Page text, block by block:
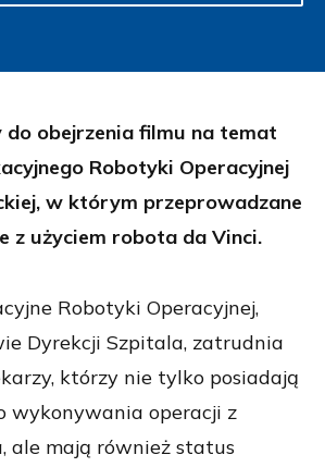
do obejrzenia filmu na temat
Robotyki Operacyjnej
w którym przeprowadzane
z użyciem robota da Vinci.
Robotyki Operacyjnej,
Dyrekcji Szpitala, zatrudnia
którzy nie tylko posiadają
wykonywania operacji z
ale mają również status